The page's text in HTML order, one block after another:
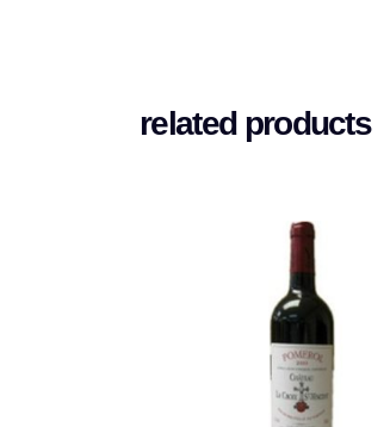
related products